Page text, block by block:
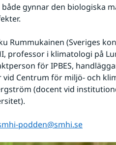
gynnar den biologiska
Rummukainen (Sveriges
professor i klimatologi på
för IPBES,
Centrum för miljö- och
(docent vid
podden@smhi.se